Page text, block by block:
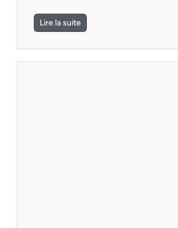
Lire la suite